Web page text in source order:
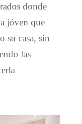
donde
jóven que
su casa, sin
las